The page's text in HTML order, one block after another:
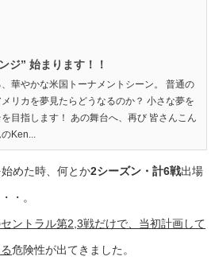
ジ” 始まります！！
華やかな米国トーナメントシーン。 普通の
リカを夢見たらどうなるのか？ 小さな夢を
目指します！ あの舞台へ、再び 皆さんこん
Ken...
始めた時、何とか2シーズン・計6戦出場
・。
ントラル第2,3戦だけで、当初計画して
危険性が出てきました。